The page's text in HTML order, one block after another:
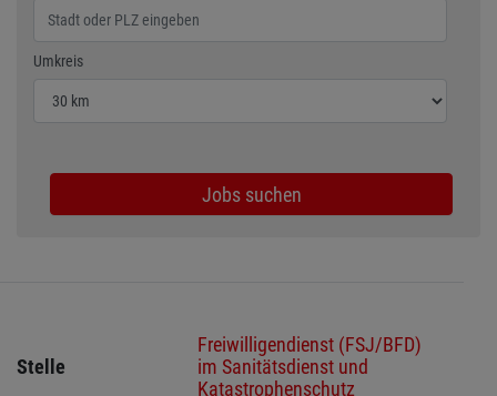
Umkreis
Wählen Sie den Umkreis für die Jobsuche
Jobs suchen
Stelle
Freiwilligendienst (FSJ/BFD)
im Sanitätsdienst und
Katastrophenschutz